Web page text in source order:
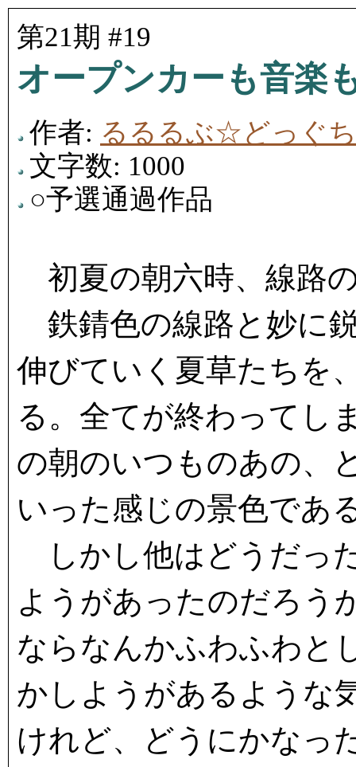
第21期 #19
オープンカーも音楽
作者: るるるぶ☆どっぐ
文字数: 1000
○予選通過作品
初夏の朝六時、線路
鉄錆色の線路と妙に
伸びていく夏草たちを
る。全てが終わってし
の朝のいつものあの、
いった感じの景色であ
しかし他はどうだっ
ようがあったのだろう
ならなんかふわふわと
かしようがあるような
けれど、どうにかなっ